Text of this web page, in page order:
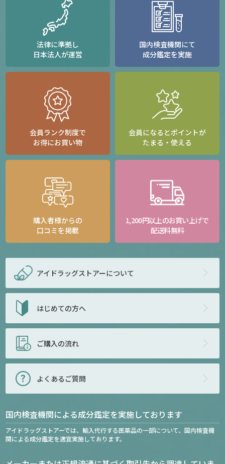
法律に準拠し
日本法人が運営
国内検査機関にて
成分鑑定を実施
会員ランク制度で
お得にお買い物
会員になるとポイントが
たまる・使える
購入者様からの
口コミを掲載
1,200円以上のお買い上げで
配送料無料
アイドラッグストアーについて
はじめての方へ
ご購入の流れ
よくあるご質問
国内検査機関による成分鑑定を実施しております
アイドラッグストアーでは、輸入代行する医薬品の一部について、国内検査機
関による成分鑑定を適宜実施しております。